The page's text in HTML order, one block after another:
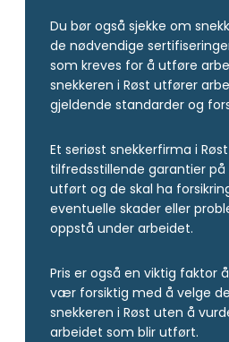
Du bør også sjekke om
de nødvendige
som kreves for å utføre
snekkeren i Røst utfører
gjeldende standarder og
Et seriøst snekkerfirma i
tilfredsstillende garantier
utført og de skal ha
eventuelle skader eller
oppstå under arbeidet.
Pris er også en viktig faktor
vær forsiktig med å velge
snekkeren i Røst uten å
arbeidet som blir utført.